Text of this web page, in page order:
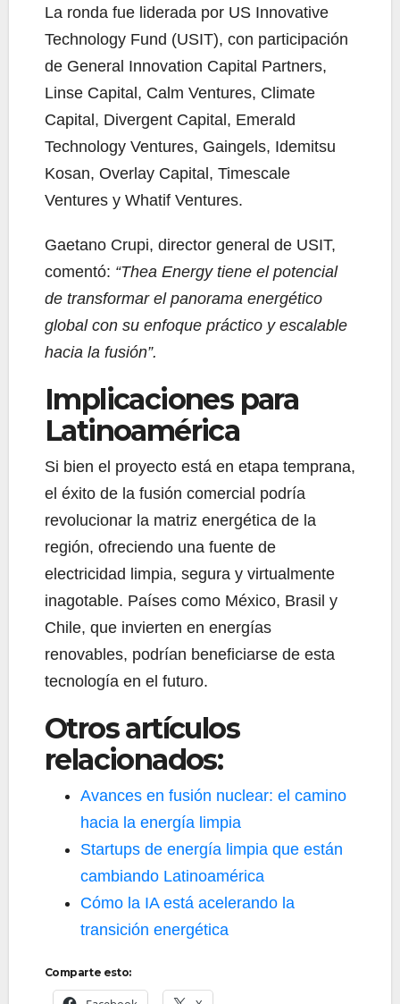
La ronda fue liderada por US Innovative
Technology Fund (USIT), con participación
de General Innovation Capital Partners,
Linse Capital, Calm Ventures, Climate
Capital, Divergent Capital, Emerald
Technology Ventures, Gaingels, Idemitsu
Kosan, Overlay Capital, Timescale
Ventures y Whatif Ventures.
Gaetano Crupi, director general de USIT,
comentó: “Thea Energy tiene el potencial
de transformar el panorama energético
global con su enfoque práctico y escalable
hacia la fusión”.
Implicaciones para
Latinoamérica
Si bien el proyecto está en etapa temprana,
el éxito de la fusión comercial podría
revolucionar la matriz energética de la
región, ofreciendo una fuente de
electricidad limpia, segura y virtualmente
inagotable. Países como México, Brasil y
Chile, que invierten en energías
renovables, podrían beneficiarse de esta
tecnología en el futuro.
Otros artículos
relacionados:
Avances en fusión nuclear: el camino
hacia la energía limpia
Startups de energía limpia que están
cambiando Latinoamérica
Cómo la IA está acelerando la
transición energética
Comparte esto: